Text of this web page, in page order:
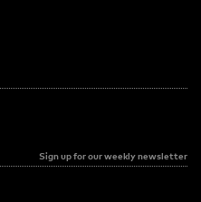
Sign up for our weekly newsletter